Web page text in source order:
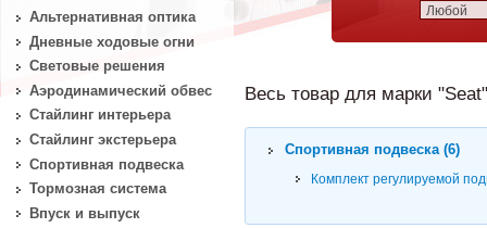
Любой
Весь товар для марки
Спортивная подвеска (6)
Комплект регулируемой
Альтернативная оптика
Дневные ходовые огни
Световые решения
Аэродинамический обвес
Стайлинг интерьера
Стайлинг экстерьера
Спортивная подвеска
Тормозная система
Впуск и выпуск